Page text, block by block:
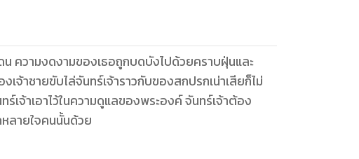
ความงดงามของเธอถูกบดบังไปด้วยคราบฝุ่นและ
เจ้าชายขับไล่จันทร์เจ้าราวกับของสกปรกเน่าเสียก็ไม่
เจ้าเอาไว้ในความดูแลของพระองค์ จันทร์เจ้าต้อง
ลายใจคนนั้นด้วย